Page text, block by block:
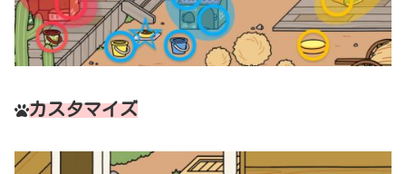
カスタマイズ